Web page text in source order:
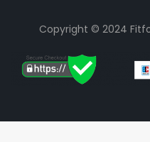
Copyright © 2024